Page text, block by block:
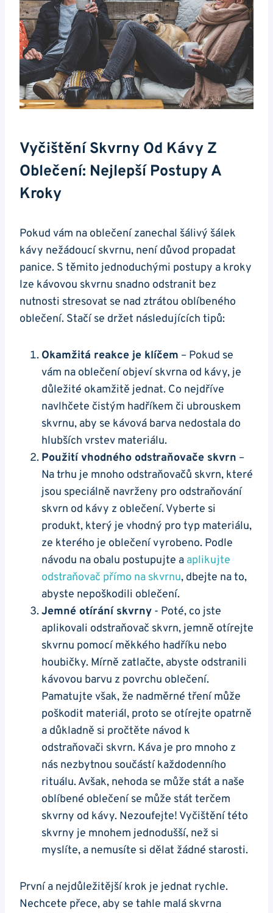
Vyčištění Skvrny‍ Od Kávy Z
Oblečení: ⁤nejlepší Postupy A
Kroky
Pokud vám na oblečení zanechal šálivý ‍šálek
kávy nežádoucí skvrnu, není důvod propadat
panice. S ‍těmito jednoduchými postupy a kroky
‍lze ‌kávovou skvrnu snadno odstranit ‌bez⁤
nutnosti stresovat ​se nad ztrátou oblíbeného
oblečení.‌ Stačí se držet následujících ⁢tipů:
Okamžitá reakce⁤ je klíčem – Pokud‍ se
vám na ‍oblečení ⁣objeví skvrna​ od⁢ kávy, je⁤
důležité ‍okamžitě‌ jednat. Co nejdříve
navlhčete čistým ​hadříkem či ubrouskem
skvrnu, aby se kávová⁤ barva‌ nedostala do
hlubších vrstev materiálu.
Použití vhodného odstraňovače skvrn –
Na trhu‌ je mnoho odstraňovačů ‌skvrn, které
jsou speciálně navrženy pro odstraňování‍
skvrn od kávy z oblečení. Vyberte si
⁤produkt, který je⁣ vhodný pro typ materiálu,​
ze⁢ kterého je oblečení vyrobeno. Podle
‍návodu na obalu ‍postupujte a aplikujte
⁢odstraňovač přímo na‌ skvrnu, dbejte‌ na to,
abyste nepoškodili oblečení.
Jemné otírání skvrny ​- Poté, co ⁢jste‌
aplikovali odstraňovač skvrn, jemně otírejte
skvrnu pomocí měkkého hadříku nebo
houbičky. Mírně​ zatlačte, abyste ⁤odstranili
⁤kávovou barvu z povrchu oblečení.
Pamatujte však, že nadměrné ​tření⁣ může
poškodit materiál, proto​ se otírejte opatrně
a důkladně si pročtěte‌ návod k⁤
odstraňovači skvrn. ‍Káva je ‍pro mnoho z‌
nás nezbytnou součástí každodenního​
rituálu. Avšak, nehoda se ⁤může stát a naše⁣
oblíbené oblečení se může stát terčem
skvrny od kávy. Nezoufejte! Vyčištění této
skvrny ⁤je mnohem jednodušší, ⁣než si
myslíte, a ‌nemusíte si⁢ dělat žádné starosti.
První a nejdůležitější krok je jednat rychle.
⁢Nechcete přece, aby se⁣ tahle ⁢malá‍ skvrna